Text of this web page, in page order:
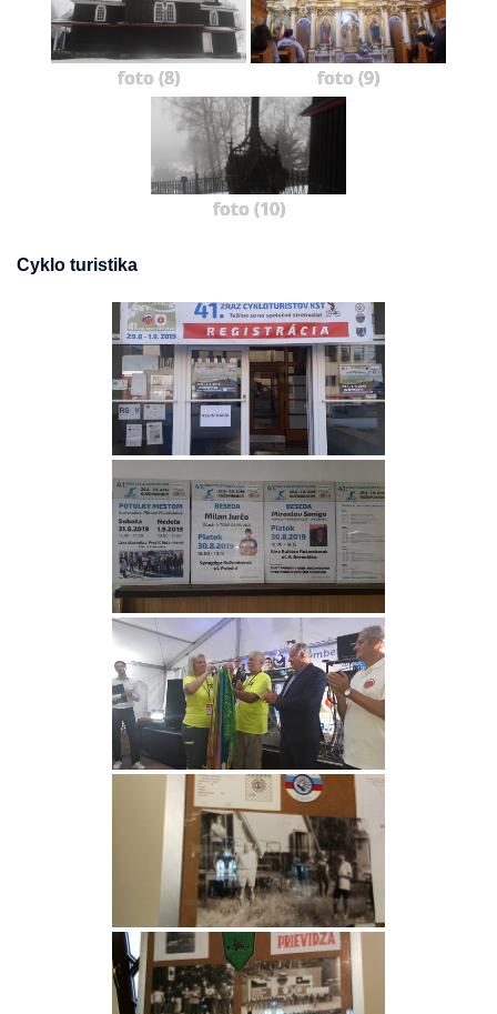
foto (8) foto (9)
foto (10)
Cyklo turistika